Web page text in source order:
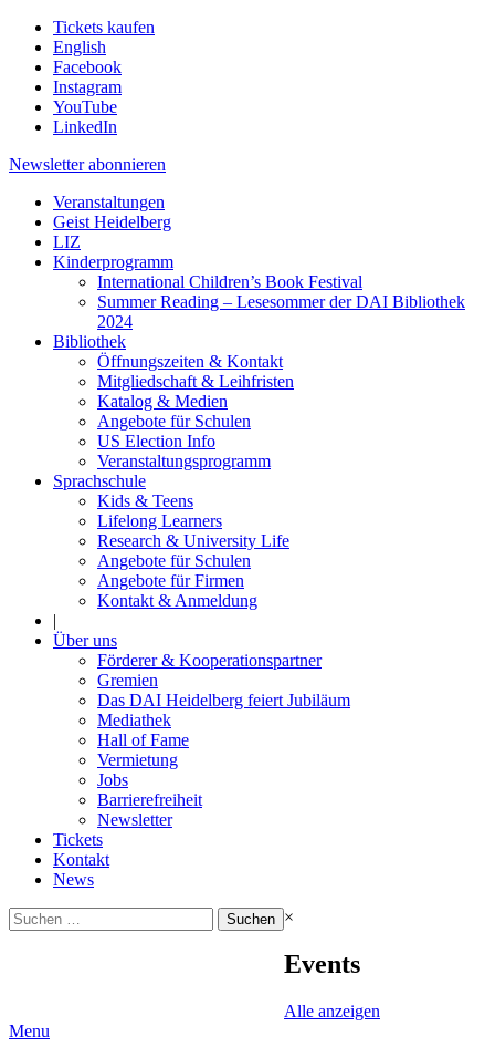
Tickets kaufen
English
Facebook
Instagram
YouTube
LinkedIn
Newsletter abonnieren
Veranstaltungen
Geist Heidelberg
LIZ
Kinderprogramm
International Children’s Book Festival
Summer Reading – Lesesommer der DAI Bibliothek
2024
Bibliothek
Öffnungszeiten & Kontakt
Mitgliedschaft & Leihfristen
Katalog & Medien
Angebote für Schulen
US Election Info
Veranstaltungsprogramm
Sprachschule
Kids & Teens
Lifelong Learners
Research & University Life
Angebote für Schulen
Angebote für Firmen
Kontakt & Anmeldung
|
Über uns
Förderer & Kooperationspartner
Gremien
Das DAI Heidelberg feiert Jubiläum
Mediathek
Hall of Fame
Vermietung
Jobs
Barrierefreiheit
Newsletter
Tickets
Kontakt
News
Suchen
nach:
×
Events
Alle anzeigen
Menu